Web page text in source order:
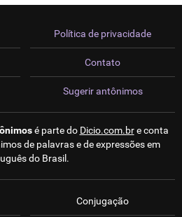
Política de privacidade
Contato
Sugerir antônimos
é parte do Dicio.com.bre conta
de palavras e de expressões em
do Brasil.
Conjugação